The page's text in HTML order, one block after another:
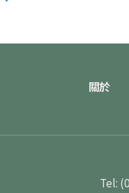
關於
Tel: